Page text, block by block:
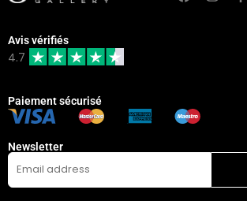
Avis vérifiés
4.7
Paiement sécurisé
Newsletter